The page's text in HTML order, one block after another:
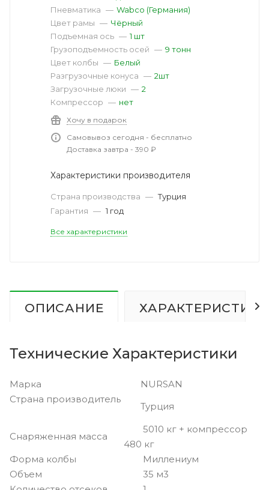
Пневматика — Wabco (Германия)
Цвет рамы — Чёрный
Подъемная ось — 1 шт
Грузоподъемность осей — 9 тонн
Цвет колбы — Белый
Разгрузочные конуса — 2шт
Загрузочные люки — 2
Компрессор — нет
Хочу в подарок
Самовывоз сегодня - бесплатно
Доставка завтра - 390 ₽
Характеристики производителя
Страна производства — Турция
Гарантия — 1 год
Все характеристики
ОПИСАНИЕ
Технические Характеристики
Марка
NURSAN
Страна производитель
Турция
Снаряженная масса
5010 кг + компрессор
480 кг
Форма колбы
Миллениум
Объем
35 м3